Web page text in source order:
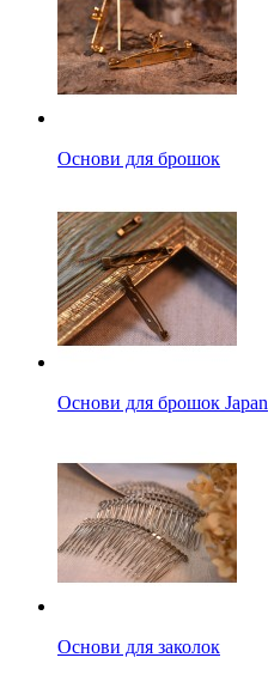
Основи для брошок
Основи для брошок Japan
Основи для заколок